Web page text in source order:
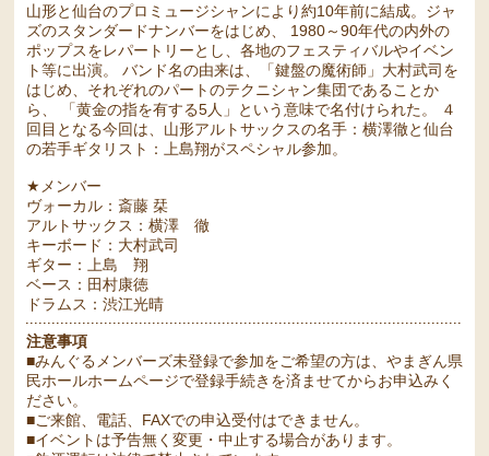
山形と仙台のプロミュージシャンにより約10年前に結成。ジャ
ズのスタンダードナンバーをはじめ、 1980～90年代の内外の
ポップスをレパートリーとし、各地のフェスティバルやイベン
ト等に出演。 バンド名の由来は、「鍵盤の魔術師」大村武司を
はじめ、それぞれのパートのテクニシャン集団であることか
ら、 「黄金の指を有する5人」という意味で名付けられた。 ４
回目となる今回は、山形アルトサックスの名手：横澤徹と仙台
の若手ギタリスト：上島翔がスペシャル参加。
★メンバー
ヴォーカル：斎藤 栞
アルトサックス：横澤 徹
キーボード：大村武司
ギター：上島 翔
ベース：田村康徳
ドラムス：渋江光晴
注意事項
■みんぐるメンバーズ未登録で参加をご希望の方は、やまぎん県
民ホールホームページで登録手続きを済ませてからお申込みく
ださい。
■ご来館、電話、FAXでの申込受付はできません。
■イベントは予告無く変更・中止する場合があります。